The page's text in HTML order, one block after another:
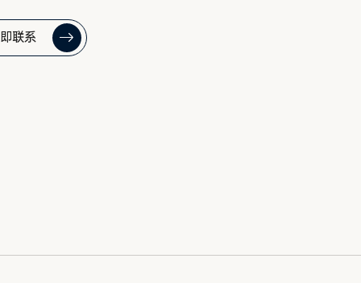
联系